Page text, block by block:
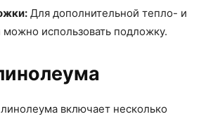
Для дополнительной тепло- и
можно использовать подложку.
включает несколько